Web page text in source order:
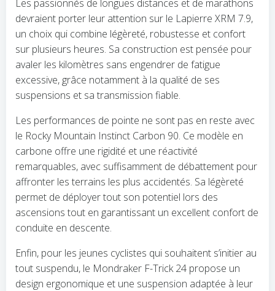
Les passionnés de longues distances et de marathons
devraient porter leur attention sur le Lapierre XRM 7.9,
un choix qui combine légèreté, robustesse et confort
sur plusieurs heures. Sa construction est pensée pour
avaler les kilomètres sans engendrer de fatigue
excessive, grâce notamment à la qualité de ses
suspensions et sa transmission fiable.
Les performances de pointe ne sont pas en reste avec
le Rocky Mountain Instinct Carbon 90. Ce modèle en
carbone offre une rigidité et une réactivité
remarquables, avec suffisamment de débattement pour
affronter les terrains les plus accidentés. Sa légèreté
permet de déployer tout son potentiel lors des
ascensions tout en garantissant un excellent confort de
conduite en descente.
Enfin, pour les jeunes cyclistes qui souhaitent s’initier au
tout suspendu, le Mondraker F-Trick 24 propose un
design ergonomique et une suspension adaptée à leur